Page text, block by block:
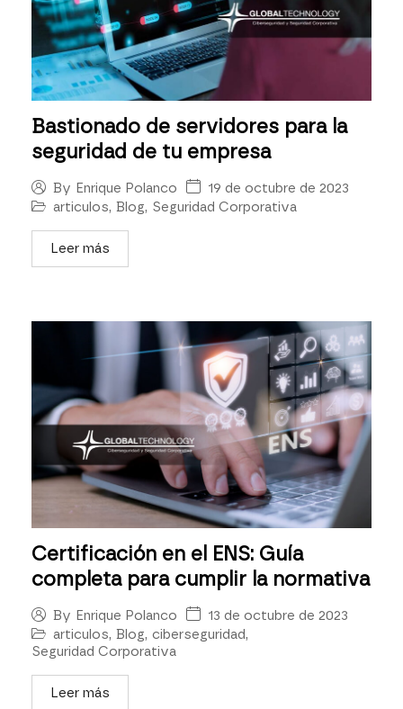
Bastionado de servidores para la
seguridad de tu empresa
By Enrique Polanco
19 de octubre de 2023
articulos, Blog, Seguridad Corporativa
Leer más
Certificación en el ENS: Guía
completa para cumplir la normativa
By Enrique Polanco
13 de octubre de 2023
articulos, Blog, ciberseguridad,
Seguridad Corporativa
Leer más